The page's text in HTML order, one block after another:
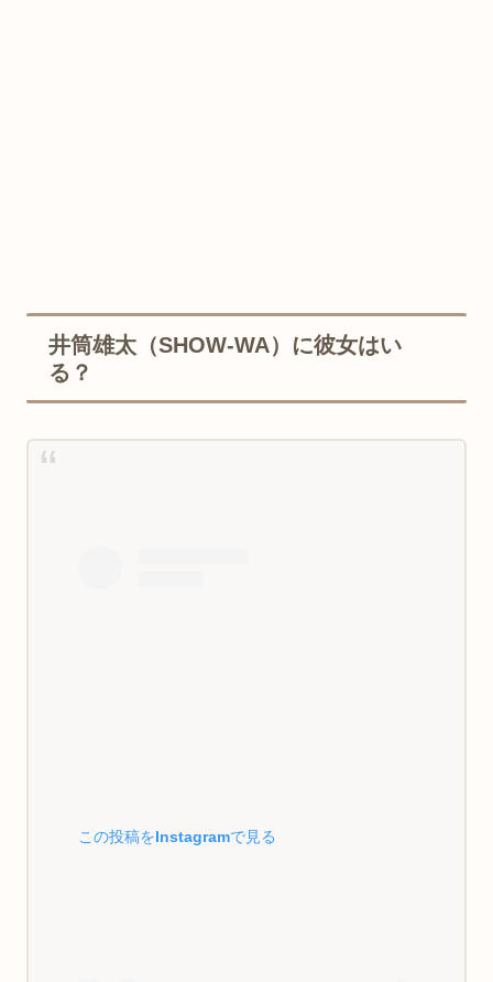
井筒雄太（SHOW-WA）に彼女はい
る？
この投稿をInstagramで見る